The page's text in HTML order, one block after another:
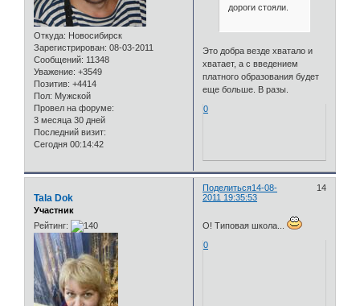
Откуда: Новосибирск
Зарегистрирован: 08-03-2011
Сообщений: 11348
Уважение: +3549
Позитив: +4414
Пол: Мужской
Провел на форуме:
3 месяца 30 дней
Последний визит:
Сегодня 00:14:42
дороги стояли.
Это добра везде хватало и
хватает, а с введением
платного образования будет
еще больше. В разы.
0
Поделиться 14
14-08-
2011 19:35:53
Tala Dok
Участник
Рейтинг:
О! Типовая школа...
0